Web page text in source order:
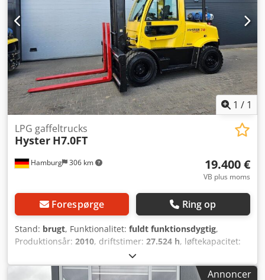
1 / 1
Hamburg 306 km
LPG gaffeltrucks
Hyster H7.0FT
19.400 €
VB plus moms
Forespørge Ring op
Stand: brugt, Funktionalitet: fuldt funktionsdygtig,
Produktionsår: 2010, driftstimer: 27.524 h, løftekapacitet:
5.400 mm
mastetype:simplex, bygningshøjde:3.800 mm,
Annoncer